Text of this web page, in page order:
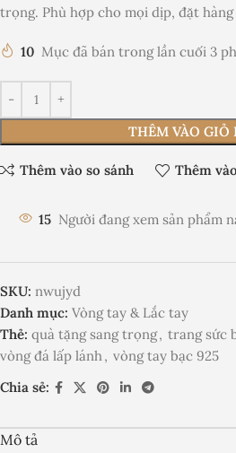
trọng. Phù hợp cho mọi dịp, đặt hàng
10 Mục đã bán trong lần cuối 3
THÊM VÀO GIỎ
Thêm vào so sánh Thêm
15 Người đang xem sản phẩm
SKU: nwujyd
Danh mục: Vòng tay & Lắc tay
Thẻ: quà tặng sang trọng, trang sức
vòng đá lấp lánh, vòng tay bạc 925
Chia sẻ:
Mô tả